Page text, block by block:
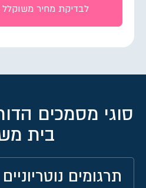
לבדיקת מחיר משוקלל
סוגי מסמכים
בית
תרגומים נוטריוניים